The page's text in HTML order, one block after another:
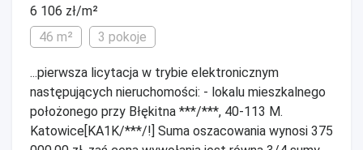
6 106 zł/m²
46 m²
3 pokoje
...pierwsza licytacja w trybie elektronicznym
następujących nieruchomości: - lokalu mieszkalnego
położonego przy Błękitna ***/***, 40-113 M.
Katowice[KA1K/***/!] Suma oszacowania wynosi 375